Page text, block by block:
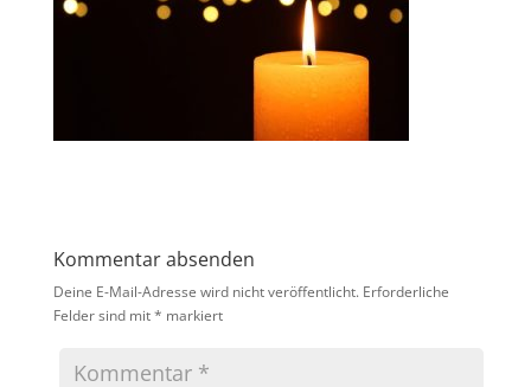
Kommentar absenden
Deine E-Mail-Adresse wird nicht veröffentlicht. Erforderliche
Felder sind mit* markiert